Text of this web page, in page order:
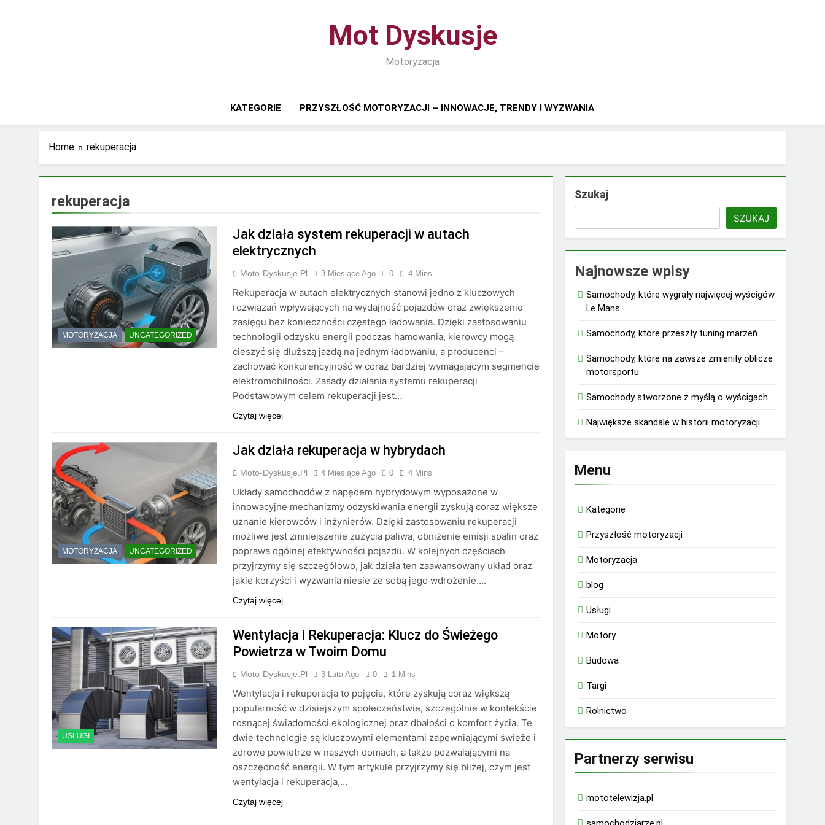
Mot Dyskusje
Motoryzacja
KATEGORIE PRZYSZŁOŚĆ MOTORYZACJI – INNOWACJE, TRENDY I WYZWANIA
Home rekuperacja
rekuperacja
MOTORYZACJA UNCATEGORIZED
Jak działa system rekuperacji w autach
elektrycznych
Moto-Dyskusje.pl 3 Miesiące Ago 0 4 Mins
Rekuperacja w autach elektrycznych stanowi jedno z kluczowych
rozwiązań wpływających na wydajność pojazdów oraz zwiększenie
zasięgu bez konieczności częstego ładowania. Dzięki zastosowaniu
technologii odzysku energii podczas hamowania, kierowcy mogą
cieszyć się dłuższą jazdą na jednym ładowaniu, a producenci –
zachować konkurencyjność w coraz bardziej wymagającym segmencie
elektromobilności. Zasady działania systemu rekuperacji
Podstawowym celem rekuperacji jest…
Czytaj więcej
MOTORYZACJA UNCATEGORIZED
Jak działa rekuperacja w hybrydach
Moto-Dyskusje.pl 4 Miesiące Ago 0 4 Mins
Układy samochodów z napędem hybrydowym wyposażone w
innowacyjne mechanizmy odzyskiwania energii zyskują coraz większe
uznanie kierowców i inżynierów. Dzięki zastosowaniu rekuperacji
możliwe jest zmniejszenie zużycia paliwa, obniżenie emisji spalin oraz
poprawa ogólnej efektywności pojazdu. W kolejnych częściach
przyjrzymy się szczegółowo, jak działa ten zaawansowany układ oraz
jakie korzyści i wyzwania niesie ze sobą jego wdrożenie….
Czytaj więcej
USŁUGI
Wentylacja i Rekuperacja: Klucz do Świeżego
Powietrza w Twoim Domu
Moto-Dyskusje.pl 3 Lata Ago 0 1 Mins
Wentylacja i rekuperacja to pojęcia, które zyskują coraz większą
popularność w dzisiejszym społeczeństwie, szczególnie w kontekście
rosnącej świadomości ekologicznej oraz dbałości o komfort życia. Te
dwie technologie są kluczowymi elementami zapewniającymi świeże i
zdrowe powietrze w naszych domach, a także pozwalającymi na
oszczędność energii. W tym artykule przyjrzymy się bliżej, czym jest
wentylacja i rekuperacja,…
Czytaj więcej
Szukaj
SZUKAJ
Najnowsze wpisy
Samochody, które wygrały najwięcej wyścigów
Le Mans
Samochody, które przeszły tuning marzeń
Samochody, które na zawsze zmieniły oblicze
motorsportu
Samochody stworzone z myślą o wyścigach
Największe skandale w historii motoryzacji
Menu
Kategorie
Przyszłość motoryzacji
Motoryzacja
blog
Usługi
Motory
Budowa
Targi
Rolnictwo
Partnerzy serwisu
mototelewizja.pl